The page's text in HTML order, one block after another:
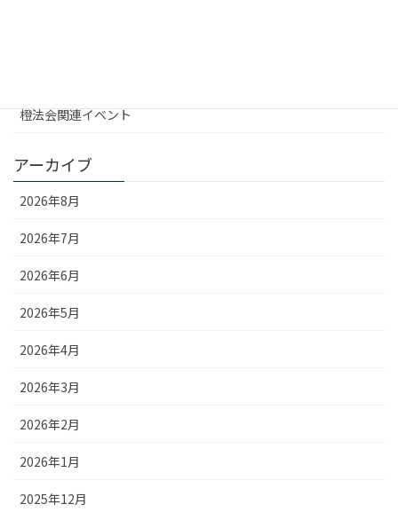
橙法会関連イベント
アーカイブ
2026年8月
2026年7月
2026年6月
2026年5月
2026年4月
2026年3月
2026年2月
2026年1月
2025年12月